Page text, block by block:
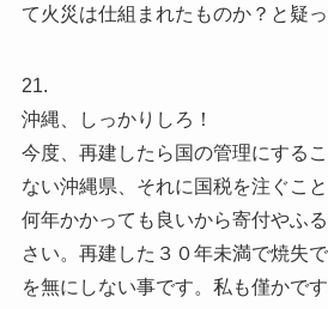
て火災は仕組まれたものか？と疑っ
21.
沖縄、しっかりしろ！
今度、再建したら国の管理にする
ない沖縄県、それに国税を注ぐこと
何年かかっても良いから寄付やふ
さい。再建した３０年未満で焼失
を無にしない事です。私も僅かで